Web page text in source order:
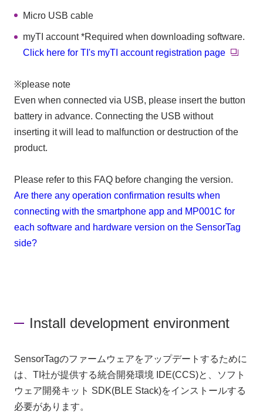
Micro USB cable
myTI account *Required when downloading software.
Click here for TI's myTI account registration page
※please note
Even when connected via USB, please insert the button
battery in advance. Connecting the USB without
inserting it will lead to malfunction or destruction of the
product.
Please refer to this FAQ before changing the version.
Are there any operation confirmation results when
connecting with the smartphone app and MP001C for
each software and hardware version on the SensorTag
side?
Install development environment
SensorTagのファームウェアをアップデートするために
は、TI社が提供する統合開発環境 IDE(CCS)と、ソフト
ウェア開発キット SDK(BLE Stack)をインストールする
必要があります。